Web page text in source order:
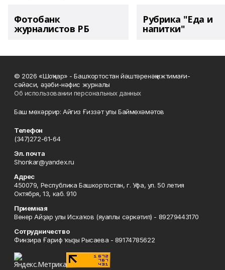
Фотобанк
журналистов РБ
Рубрика "Еда и
напитки"
© 2026 «Шоңҡар» - Башҡортостан йәштәренәң ижтимағи-
сәйәси, әҙәби-нәфис журналы
Об использовании персональных данных
Баш мөхәррир: Айгиз Ғиззәт улы Баймөхәмәтов
Телефон
(347)272-61-64
Эл. почта
Shonkar@yandex.ru
Адрес
450079, Республика Башкортостан, г. Уфа, ул. 50 летия
Октября, 13, каб. 910
Приемная
Венер Айҙар улы Исхаҡов (яуаплы сәркәтип) - 89279443170
Сотрудничество
Финзира Ғариф ҡыҙы Рысаева - 89174785622